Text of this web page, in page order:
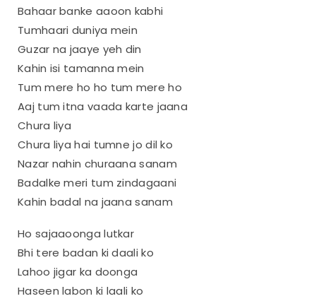
Bahaar banke aaoon kabhi
Tumhaari duniya mein
Guzar na jaaye yeh din
Kahin isi tamanna mein
Tum mere ho ho tum mere ho
Aaj tum itna vaada karte jaana
Chura liya
Chura liya hai tumne jo dil ko
Nazar nahin churaana sanam
Badalke meri tum zindagaani
Kahin badal na jaana sanam
Ho sajaaoonga lutkar
Bhi tere badan ki daali ko
Lahoo jigar ka doonga
Haseen labon ki laali ko